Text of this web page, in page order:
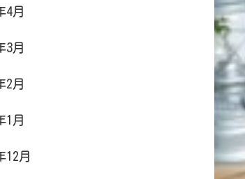
4月
3月
2月
1月
12月